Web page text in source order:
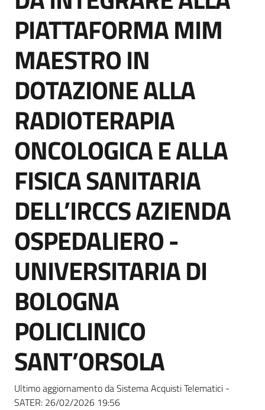
English
site
Seguici
su
PIATTAFORMA MIM
MAESTRO IN
DOTAZIONE ALLA
RADIOTERAPIA
ONCOLOGICA E ALLA
FISICA SANITARIA
DELL’IRCCS AZIENDA
OSPEDALIERO -
UNIVERSITARIA DI
BOLOGNA
POLICLINICO
SANT’ORSOLA
Ultimo aggiornamento da Sistema Acquisti Telematici -
SATER: 26/02/2026 19:56